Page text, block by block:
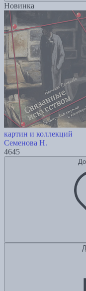
Новинка
картин и коллекций
Семенова Н.
4645